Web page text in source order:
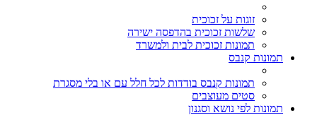
זוגות על זכוכית
שלשות זכוכית בהדפסה ישירה
תמונות זכוכית לבית ולמשרד
תמונות קנבס
תמונות קנבס בודדות לכל חלל עם או בלי מסגרת
סטים מעוצבים
תמונות לפי נושא וסגנון